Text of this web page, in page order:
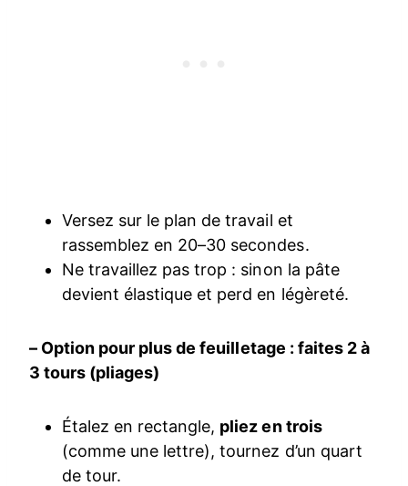
Versez sur le plan de travail et
rassemblez en 20–30 secondes.
Ne travaillez pas trop : sinon la pâte
devient élastique et perd en légèreté.
– Option pour plus de feuilletage : faites 2 à
3 tours (pliages)
Étalez en rectangle, pliez en trois
(comme une lettre), tournez d’un quart
de tour.